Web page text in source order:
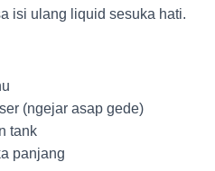
isi ulang liquid sesuka hati.
(ngejar asap gede)
tank
panjang